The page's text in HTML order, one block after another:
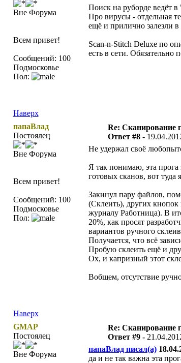
Вне Форума
Всем привет!
Сообщений: 100
Подмосковье
Пол:
Поиск на руборде ведёт
Про вирусы - отдельная
ещё и прилично залезли
Scan-n-Stitch Deluxe по
есть в сети. Обязательно
Наверх
папаВлад
Постоялец
Вне Форума
Всем привет!
Сообщений: 100
Подмосковье
Пол:
Re: Сканирование
Ответ #8 -
Не удержал своё
Я так понимаю, эта прога
готовых сканов, вот туда
Закинул пару файлов,
(Склеить), других
журналу Работница). В
20%, как просят
вариантов ручного
Получается, что всё
Пробую склеить ещё и
Ох, и капризный этот
Вобщем, отсутствие
Наверх
GMAP
Постоялец
Вне Форума
Re: Сканирование
Ответ #9 -
папаВлад писал(а)
да и не так важна эта